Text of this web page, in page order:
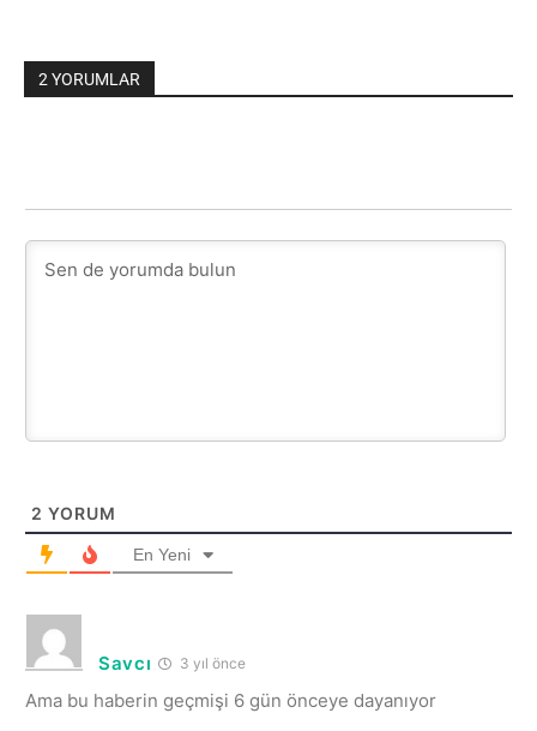
2 YORUMLAR
2 YORUM
En Yeni
Savcı 3 yıl önce
Ama bu haberin geçmişi 6 gün önceye dayanıyor